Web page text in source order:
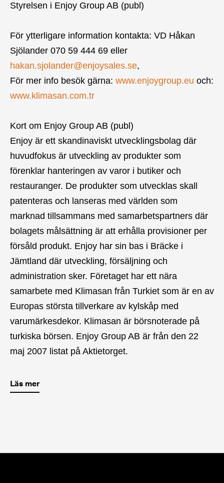
Styrelsen i Enjoy Group AB (publ)
För ytterligare information kontakta: VD Håkan
Sjölander 070 59 444 69 eller
hakan.sjolander@enjoysales.se,
För mer info besök gärna: www.enjoygroup.eu och:
www.klimasan.com.tr
Kort om Enjoy Group AB (publ)
Enjoy är ett skandinaviskt utvecklingsbolag där
huvudfokus är utveckling av produkter som
förenklar hanteringen av varor i butiker och
restauranger. De produkter som utvecklas skall
patenteras och lanseras med världen som
marknad tillsammans med samarbetspartners där
bolagets målsättning är att erhålla provisioner per
försåld produkt. Enjoy har sin bas i Bräcke i
Jämtland där utveckling, försäljning och
administration sker. Företaget har ett nära
samarbete med Klimasan från Turkiet som är en av
Europas största tillverkare av kylskåp med
varumärkesdekor. Klimasan är börsnoterade på
turkiska börsen. Enjoy Group AB är från den 22
maj 2007 listat på Aktietorget.
Läs mer